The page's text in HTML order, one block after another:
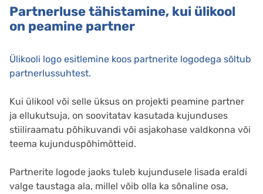
Partnerluse tähistamine, kui ülikool
on peamine partner
Ülikooli logo esitlemine koos partnerite logodega sõltub
partnerlussuhtest.
Kui ülikool või selle üksus on projekti peamine partner
ja ellukutsuja, on soovitatav kasutada kujunduses
stiiliraamatu põhikuvandi või asjakohase valdkonna või
teema kujunduspõhimõtteid.
Partnerite logode jaoks tuleb kujundusele lisada eraldi
valge taustaga ala, millel võib olla ka sõnaline osa,